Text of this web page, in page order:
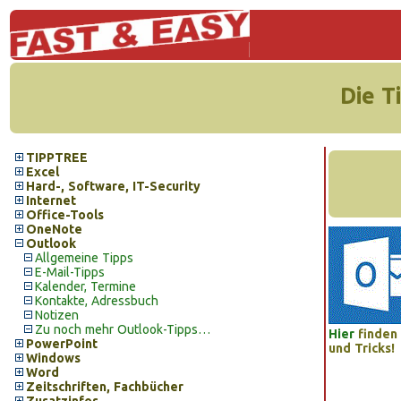
Die
TIPPTREE
Excel
Hard-, Software, IT-Security
Internet
Office-Tools
OneNote
Outlook
Allgemeine Tipps
E-Mail-Tipps
Kalender, Termine
Kontakte, Adressbuch
Notizen
Zu noch mehr Outlook-Tipps…
PowerPoint
Windows
Word
Zeitschriften, Fachbücher
Hier finden
und Tricks!